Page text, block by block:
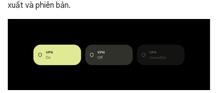
xuất và phiên bản.